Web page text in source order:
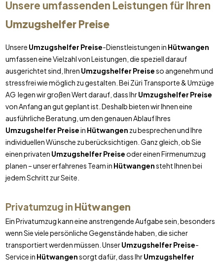
Unsere umfassenden Leistungen für Ihren
Umzugshelfer Preise
Unsere Umzugshelfer Preise-Dienstleistungen in Hütwangen
umfassen eine Vielzahl von Leistungen, die speziell darauf
ausgerichtet sind, Ihren Umzugshelfer Preiseso angenehm und
stressfrei wie möglich zu gestalten. Bei Züri Transporte & Umzüge
AG legen wir großen Wert darauf, dass IhrUmzugshelfer Preise
von Anfang an gut geplant ist. Deshalb bieten wir Ihnen eine
ausführliche Beratung, um den genauen Ablauf Ihres
Umzugshelfer Preisein Hütwangen zu besprechen und Ihre
individuellen Wünsche zu berücksichtigen. Ganz gleich, ob Sie
einen privaten Umzugshelfer Preiseoder einen Firmenumzug
planen – unser erfahrenes Team in Hütwangensteht Ihnen bei
jedem Schritt zur Seite.
Privatumzug in Hütwangen
Ein Privatumzug kann eine anstrengende Aufgabe sein, besonders
wenn Sie viele persönliche Gegenstände haben, die sicher
transportiert werden müssen. UnserUmzugshelfer Preise-
Service in Hütwangensorgt dafür, dass IhrUmzugshelfer